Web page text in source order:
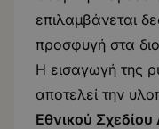
επιλαμβάνεται
προσφυγή στα
Η εισαγωγή της
αποτελεί την
Εθνικού